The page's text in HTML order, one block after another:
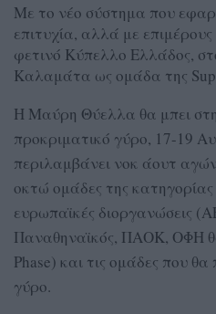
Με το νέο σύστημα που
επιτυχία, αλλά με
φετινό Κύπελλο Ελλάδος,
Καλαμάτα ως ομάδα της
Η Μαύρη Θύελλα θα μπει
προκριματικό γύρο, 17-19
περιλαμβάνει νοκ άουτ
οκτώ ομάδες της
ευρωπαϊκές διοργανώσεις
Παναθηναϊκός, ΠΑΟΚ, ΟΦΗ
Phase) και τις ομάδες που
γύρο.